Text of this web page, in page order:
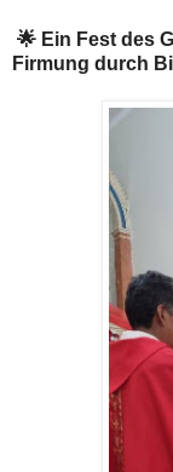
🌟 Ein Fest des
Firmung durch